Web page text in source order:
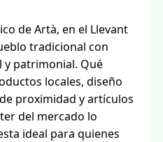
de Artà, en el Llevant
tradicional con
patrimonial. Qué
locales, diseño
proximidad y artículos
del mercado lo
ideal para quienes